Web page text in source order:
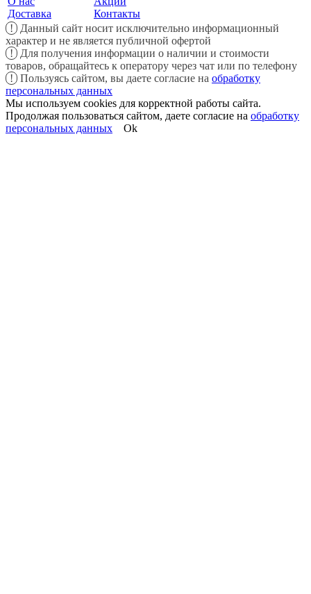
Доставка
Контакты
!
Данный сайт носит исключительно информационный
характер и не является публичной офертой
!
Для получения информации о наличии и стоимости
товаров, обращайтесь к оператору через чат или по телефону
!
Пользуясь сайтом, вы даете согласие на обработку
персональных данных
Мы используем cookies для корректной работы сайта.
Продолжая пользоваться сайтом, даете согласие на обработку
персональных данных
Ok